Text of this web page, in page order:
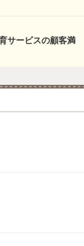
サービスの顧客満